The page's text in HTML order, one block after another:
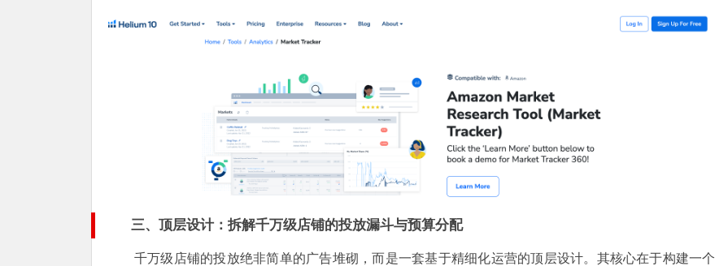
三、顶层设计：拆解千万级店铺的投放漏斗与预算分配
千万级店铺的投放绝非简单的广告堆砌，而是一套基于精细化运营的顶层设计。其核心在于构建一个